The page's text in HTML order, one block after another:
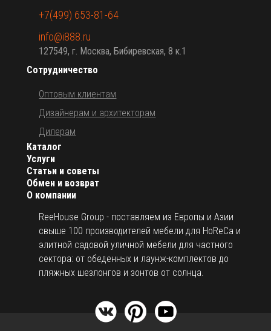
О компании
ReeHouse Group - поставляем из Европы и Азии
свыше 100 производителей мебели для HoReCa и
элитной садовой уличной мебели для частного
сектора: от обеденных и лаунж-комплектов до
пляжных шезлонгов и зонтов от солнца.
Каталог
Услуги
Статьи и советы
Обмен и возврат
Сотрудничество
Оптовым клиентам
Дизайнерам и архитекторам
Дилерам
+7(499) 653-81-64
info@i888.ru
127549, г. Москва, Бибиревская, 8 к.1